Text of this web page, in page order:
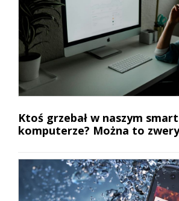
Ktoś grzebał w naszym
komputerze? Można to